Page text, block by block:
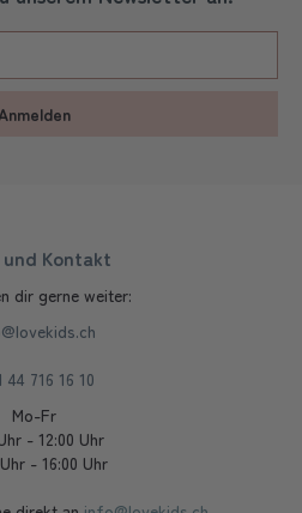
Anmelden
Kontakt
dir gerne weiter:
44 716 16 10
Mo-Fr
- 12:00 Uhr
- 16:00 Uhr